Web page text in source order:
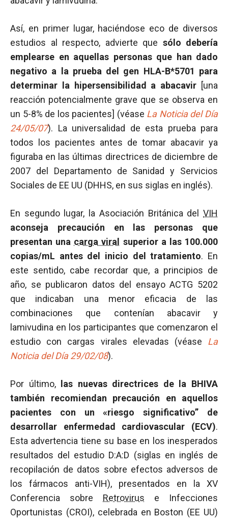
Así, en primer lugar, haciéndose eco de diversos
estudios al respecto, advierte que sólo debería
emplearse en aquellas personas que han dado
negativo a la prueba del gen HLA-B*5701 para
determinar la hipersensibilidad a abacavir [una
reacción potencialmente grave que se observa en
un 5-8% de los pacientes] (véase La Noticiadel Día
24/05/07). La universalidad de esta prueba para
todos los pacientes antes de tomar abacavir ya
figuraba en las últimas directrices de diciembre de
2007 del Departamento de Sanidad y Servicios
Sociales de EE UU (DHHS, en sus siglas en inglés).
En segundo lugar, la Asociación Británica del VIH
aconseja precaución en las personas que
presentan una carga viral
superior a las 100.000
copias/mL antes del inicio del tratamiento. En
este sentido, cabe recordar que, a principios de
año, se publicaron datos del ensayo ACTG 5202
que indicaban una menor eficacia de las
combinaciones que contenían abacavir y
lamivudina en los participantes que comenzaron el
estudio con cargas virales elevadas (véase La
Noticiadel Día 29/02/08).
Por último,
las nuevas directrices de la BHIVA
también recomiendan precaución en aquellos
pacientes con un «riesgo significativo” de
desarrollar enfermedad cardiovascular (ECV).
Esta advertencia tiene su base en los inesperados
resultados del estudio D:A:D (siglas en inglés de
recopilación de datos sobre efectos adversos de
los fármacos anti-VIH), presentados en la XV
Conferencia sobre Retrovirus e Infecciones
Oportunistas (CROI), celebrada en Boston (EE UU)